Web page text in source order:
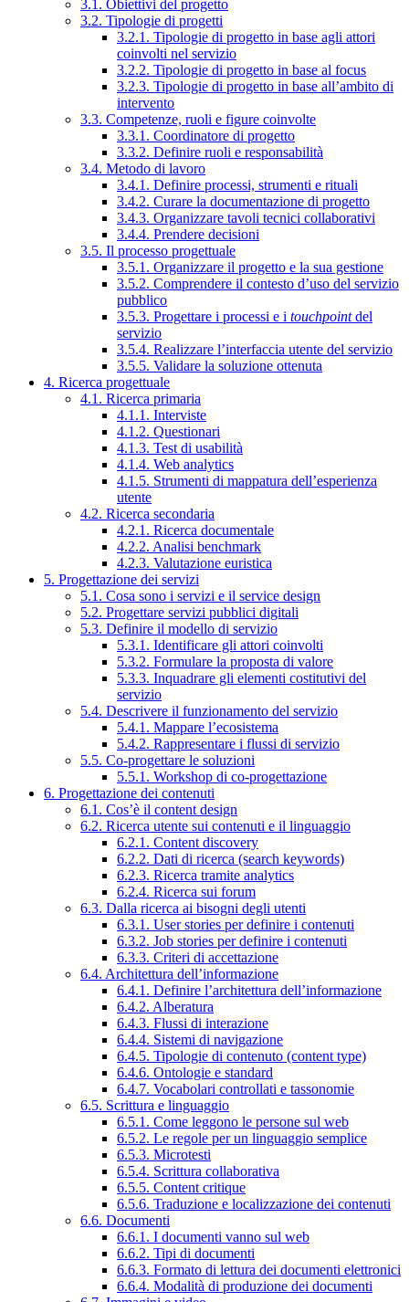
3.1. Obiettivi del progetto
3.2. Tipologie di progetti
3.2.1. Tipologie di progetto in base agli attori
coinvolti nel servizio
3.2.2. Tipologie di progetto in base al focus
3.2.3. Tipologie di progetto in base all’ambito di
intervento
3.3. Competenze, ruoli e figure coinvolte
3.3.1. Coordinatore di progetto
3.3.2. Definire ruoli e responsabilità
3.4. Metodo di lavoro
3.4.1. Definire processi, strumenti e rituali
3.4.2. Curare la documentazione di progetto
3.4.3. Organizzare tavoli tecnici collaborativi
3.4.4. Prendere decisioni
3.5. Il processo progettuale
3.5.1. Organizzare il progetto e la sua gestione
3.5.2. Comprendere il contesto d’uso del servizio
pubblico
3.5.3. Progettare i processi e i touchpointdel
servizio
3.5.4. Realizzare l’interfaccia utente del servizio
3.5.5. Validare la soluzione ottenuta
4. Ricerca progettuale
4.1. Ricerca primaria
4.1.1. Interviste
4.1.2. Questionari
4.1.3. Test di usabilità
4.1.4. Web analytics
4.1.5. Strumenti di mappatura dell’esperienza
utente
4.2. Ricerca secondaria
4.2.1. Ricerca documentale
4.2.2. Analisi benchmark
4.2.3. Valutazione euristica
5. Progettazione dei servizi
5.1. Cosa sono i servizi e il service design
5.2. Progettare servizi pubblici digitali
5.3. Definire il modello di servizio
5.3.1. Identificare gli attori coinvolti
5.3.2. Formulare la proposta di valore
5.3.3. Inquadrare gli elementi costitutivi del
servizio
5.4. Descrivere il funzionamento del servizio
5.4.1. Mappare l’ecosistema
5.4.2. Rappresentare i flussi di servizio
5.5. Co-progettare le soluzioni
5.5.1. Workshop di co-progettazione
6. Progettazione dei contenuti
6.1. Cos’è il content design
6.2. Ricerca utente sui contenuti e il linguaggio
6.2.1. Content discovery
6.2.2. Dati di ricerca (search keywords)
6.2.3. Ricerca tramite analytics
6.2.4. Ricerca sui forum
6.3. Dalla ricerca ai bisogni degli utenti
6.3.1. User stories per definire i contenuti
6.3.2. Job stories per definire i contenuti
6.3.3. Criteri di accettazione
6.4. Architettura dell’informazione
6.4.1. Definire l’architettura dell’informazione
6.4.2. Alberatura
6.4.3. Flussi di interazione
6.4.4. Sistemi di navigazione
6.4.5. Tipologie di contenuto (content type)
6.4.6. Ontologie e standard
6.4.7. Vocabolari controllati e tassonomie
6.5. Scrittura e linguaggio
6.5.1. Come leggono le persone sul web
6.5.2. Le regole per un linguaggio semplice
6.5.3. Microtesti
6.5.4. Scrittura collaborativa
6.5.5. Content critique
6.5.6. Traduzione e localizzazione dei contenuti
6.6. Documenti
6.6.1. I documenti vanno sul web
6.6.2. Tipi di documenti
6.6.3. Formato di lettura dei documenti elettronici
6.6.4. Modalità di produzione dei documenti